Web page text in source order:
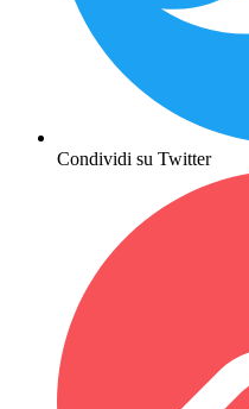
Condividi su Twitter